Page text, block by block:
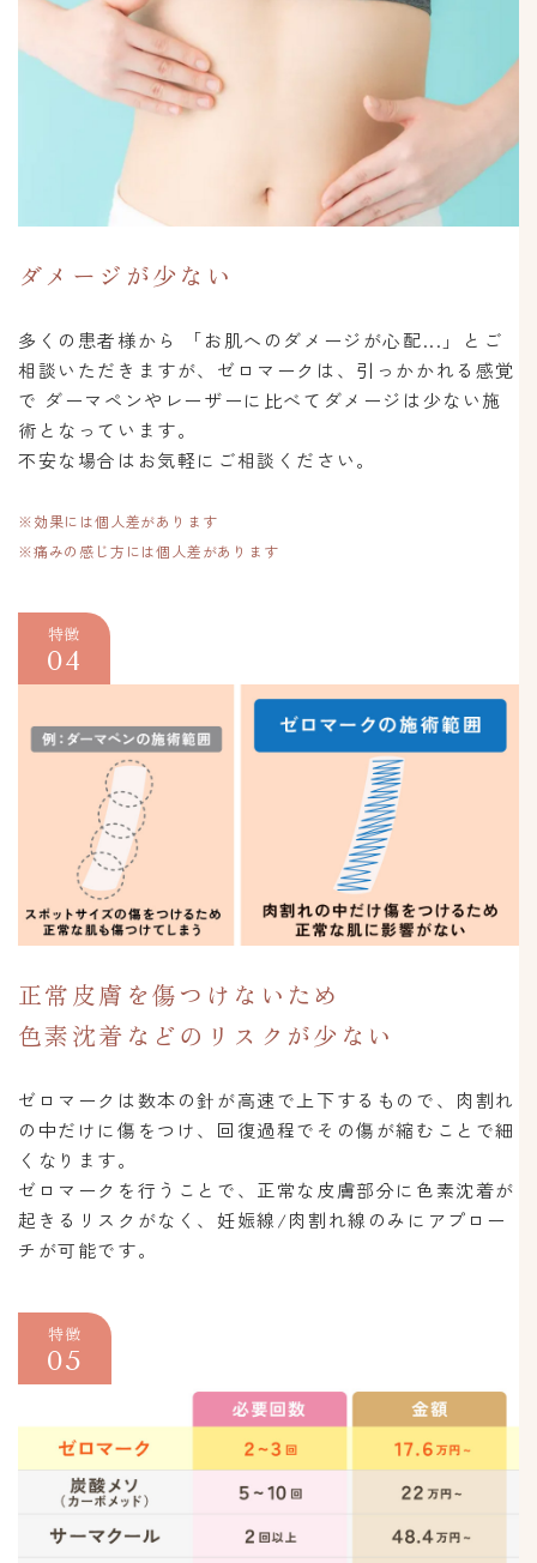
ダメージが少ない
多くの患者様から 「お肌へのダメージが心配...」とご
相談いただきますが、ゼロマークは、引っかかれる感覚
で ダーマペンやレーザーに比べてダメージは少ない施
術となっています。
不安な場合はお気軽にご相談ください。
※効果には個人差があります
※痛みの感じ方には個人差があります
特徴
04
正常皮膚を傷つけないため
色素沈着などのリスクが少ない
ゼロマークは数本の針が高速で上下するもので、肉割れ
の中だけに傷をつけ、回復過程でその傷が縮むことで細
くなります。
ゼロマークを行うことで、正常な皮膚部分に色素沈着が
起きるリスクがなく、妊娠線/肉割れ線のみにアプロー
チが可能です。
特徴
05